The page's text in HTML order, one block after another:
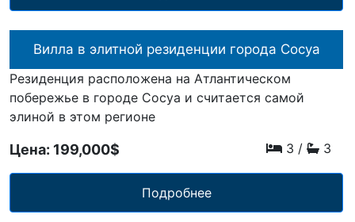
Вилла в элитной резиденции города Сосуа
Резиденция расположена на Атлантическом
побережье в городе Сосуа и считается самой
элиной в этом регионе
3 / 3
Цена: 199,000$
Подробнее